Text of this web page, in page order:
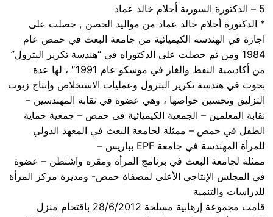
5 – الدكتورة السورية أحلام خالد عماد
* الدكتورة أحلام خالد عماد من مواليد الحصن , حصلت على
اجازة في الهندسة الكيميائية من جامعة البعث في حمص عام
1984 ومن ثم حصلت على الدكتوراه في “هندسة تكرير البترول”
من أكاديمية النفط والغاز في موسكو عام 1991″ ، لها عدة
بحوث في هندسة تكرير البترول وعمليات الاستخلاص وإنتاج زيوت
التزليق وتحسين خواصها ، وهي عضوة قي نقابة المهندسين –
نقابة المعلمين – الجمعية الكيميائية في حمص – جمعية حماية
الطفل في حمص – ممثلة لجامعة البعث في المعهد الدولي
للمرأة المهندسة في جامعة EPF بباريس –
ممثلة لجامعة البعث في برنامج المرأة ومقره واشنطن – عضوة
في المجلس الإنتاجي الأعلى لمصفاة حمص- ومديرة مركز المرأة
للدراسات والتنمية
قامت مجموعة إرهابية مسلحة 28/6/2012 باقتحام منزل